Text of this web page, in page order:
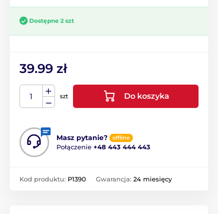
Dostępne 2 szt
39.99 zł
szt Do koszyka
Masz pytanie? offline
Połączenie +48 443 444 443
Kod produktu: P1390 Gwarancja: 24 miesięcy